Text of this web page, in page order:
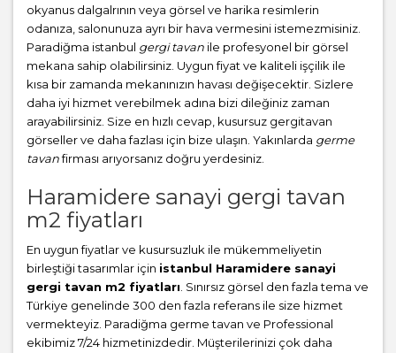
okyanus dalgalrının veya görsel ve harika resimlerin
odanıza, salonunuza ayrı bir hava vermesini istemezmisiniz.
Paradiğma istanbul gergi tavan ile profesyonel bir görsel
mekana sahip olabilirsiniz. Uygun fiyat ve kaliteli işçilik ile
kısa bir zamanda mekanınızın havası değişecektir. Sizlere
daha iyi hizmet verebilmek adına bizi dileğiniz zaman
arayabilirsiniz. Size en hızlı cevap, kusursuz gergitavan
görseller ve daha fazlası için bize ulaşın. Yakınlarda germe
tavanfirması arıyorsanız doğru yerdesiniz.
Haramidere sanayi gergi tavan
m2 fiyatları
En uygun fiyatlar ve kusursuzluk ile mükemmeliyetin
birleştiği tasarımlar için istanbul Haramidere sanayi
gergi tavan m2 fiyatları . Sınırsız görsel den fazla tema ve
Türkiye genelinde 300 den fazla referans ile size hizmet
vermekteyiz. Paradiğma germe tavan ve Professional
ekibimiz 7/24 hizmetinizdedir. Müşterilerinizi çok daha